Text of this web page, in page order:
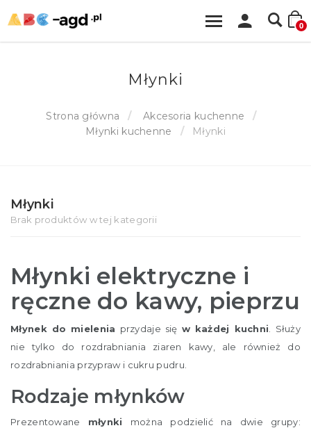
0
Młynki
Strona główna
Akcesoria kuchenne
Młynki kuchenne
Młynki
Młynki
Brak produktów w tej kategorii
Młynki elektryczne i
ręczne do kawy, pieprzu
Młynek do mielenia przydaje się w każdej kuchni . Służy
nie tylko do rozdrabniania ziaren kawy, ale również do
rozdrabniania przypraw i cukru pudru.
Rodzaje młynków
Prezentowane młynki można podzielić na dwie grupy: